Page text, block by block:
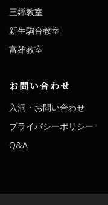
三郷教室
新生駒台教室
富雄教室
お問い合わせ
入洞・お問い合わせ
プライバシーポリシー
Q&A